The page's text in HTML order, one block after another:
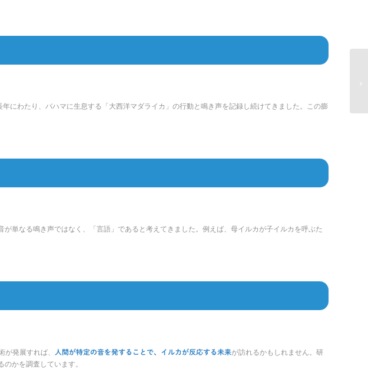
にわたり、バハマに生息する「大西洋マダライカ」の行動と鳴き声を記録し続けてきました。この膨
単なる鳴き声ではなく、「言語」であると考えてきました。例えば、母イルカが子イルカを呼ぶた
発展すれば、 人間が特定の音を発することで、イルカが反応する未来が訪れるかもしれません。研
かを調査しています。